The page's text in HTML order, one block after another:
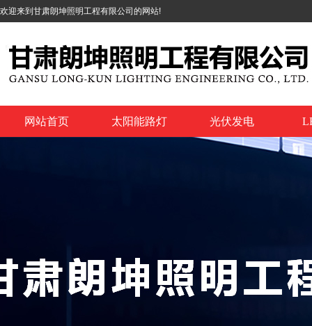
欢迎来到甘肃朗坤照明工程有限公司的网站!
网站首页 太阳能路灯 光伏发电